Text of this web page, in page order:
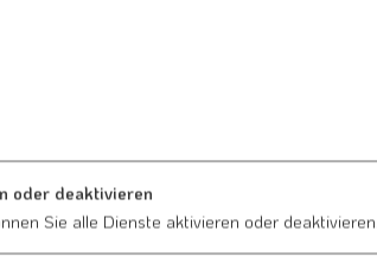
oder deaktivieren
Sie alle Dienste aktivieren oder deaktivieren.